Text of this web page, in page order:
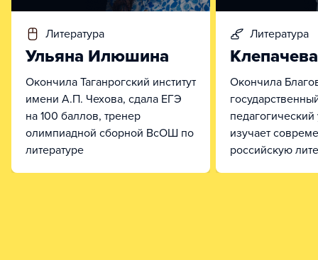
литература
Ульяна Илюшина
Окончила Таганрогский институт
имени А.П. Чехова, сдала ЕГЭ
на 100 баллов, тренер
олимпиадной сборной ВсОШ по
литературе
литература
Окончила
педагогический
изучает
российскую